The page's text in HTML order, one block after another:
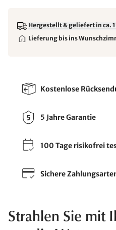
Hergestellt & geliefert in ca.
Lieferung bis ins
Kostenlose
5 Jahre Garantie
100 Tage risikofrei
Sichere
Strahlen Sie mit